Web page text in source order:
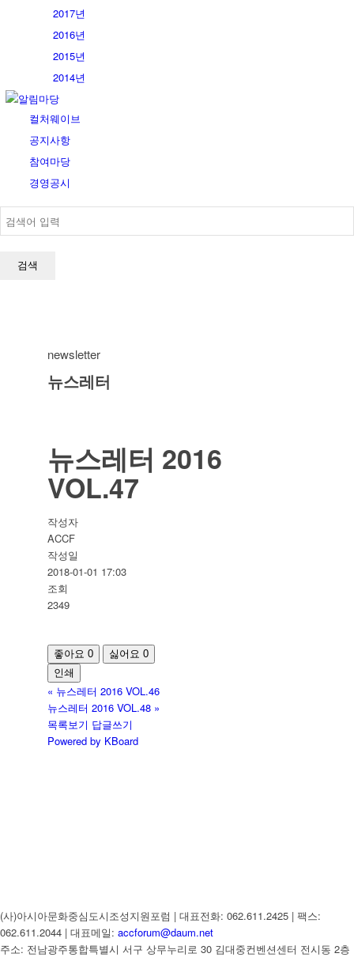
2017년
2016년
2015년
2014년
알림마당
컬처웨이브
공지사항
참여마당
경영공시
newsletter
뉴스레터
뉴스레터 2016
VOL.47
작성자
ACCF
작성일
2018-01-01 17:03
조회
2349
좋아요 0 싫어요 0
인쇄
« 뉴스레터 2016 VOL.46
뉴스레터 2016 VOL.48 »
목록보기 답글쓰기
Powered by KBoard
(사)아시아문화중심도시조성지원포럼 | 대표전화: 062.611.2425 | 팩스:
062.611.2044 | 대표메일: accforum@daum.net
주소: 전남광주통합특별시 서구 상무누리로 30 김대중컨벤션센터 전시동 2층